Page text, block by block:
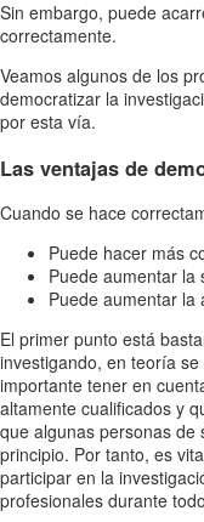
Sin embargo, puede
correctamente.
Veamos algunos de los
democratizar la
por esta vía.
Las ventajas de
Cuando se hace
Puede hacer más
Puede aumentar la
Puede aumentar la
El primer punto está
investigando, en teoría
importante tener en
altamente cualificados y
que algunas personas de
principio. Por tanto, es
participar en la
profesionales durante